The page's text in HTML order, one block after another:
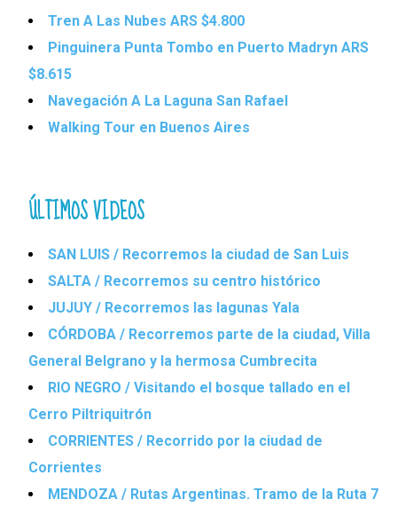
Tren A Las Nubes ARS $4.800
Pinguinera Punta Tombo en Puerto Madryn ARS
$8.615
Navegación A La Laguna San Rafael
Walking Tour en Buenos Aires
ÚLTIMOS VIDEOS
SAN LUIS / Recorremos la ciudad de San Luis
SALTA / Recorremos su centro histórico
JUJUY / Recorremos las lagunas Yala
CÓRDOBA / Recorremos parte de la ciudad, Villa
General Belgrano y la hermosa Cumbrecita
RIO NEGRO / Visitando el bosque tallado en el
Cerro Piltriquitrón
CORRIENTES / Recorrido por la ciudad de
Corrientes
MENDOZA / Rutas Argentinas. Tramo de la Ruta 7